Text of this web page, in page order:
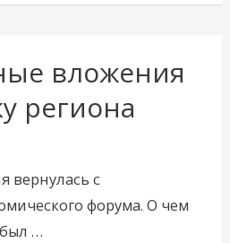
вложения
региона
вернулась с
форума. О чем
…